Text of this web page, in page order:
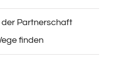
Partnerschaft
finden